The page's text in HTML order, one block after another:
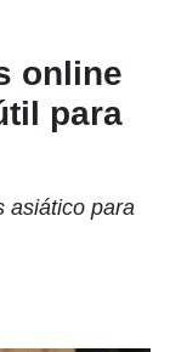
online
para
asiático para